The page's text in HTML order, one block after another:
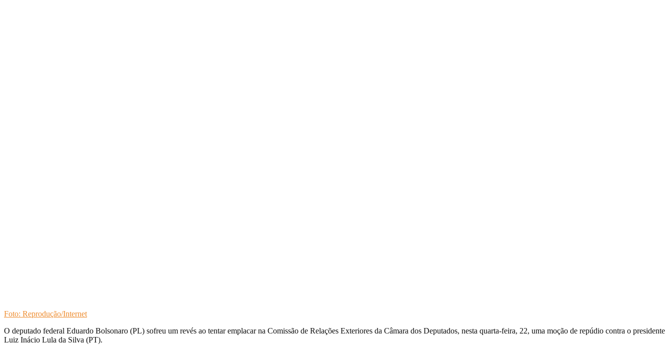
Foto: Reprodução/Internet
O deputado federal Eduardo Bolsonaro (PL) sofreu um revés ao tentar emplacar na Comissão de Relações Exteriores da Câmara dos Deputados, nesta quarta-feira, 22, uma moção de repúdio contra o presidente
Luiz Inácio Lula da Silva (PT).